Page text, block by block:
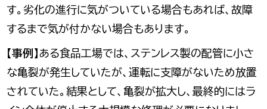
す。劣化の進行に気がついている場合もあれば、故障
するまで気が付かない場合もあります。
【事例】 ある食品工場では、ステンレス製の配管に小さ
な亀裂が発生していたが、運転に支障がないため放置
されていた。結果として、亀裂が拡大し、最終的にはラ